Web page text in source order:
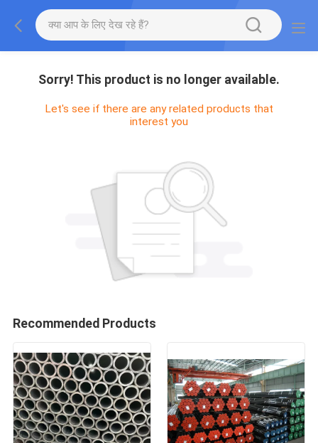
Sorry! This product is no longer available.
Let's see if there are any related products that
interest you
Recommended Products